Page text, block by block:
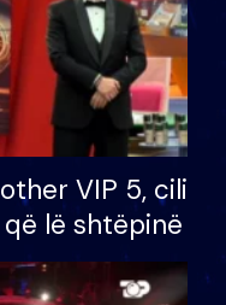
VIP 5, cili
lë shtëpinë